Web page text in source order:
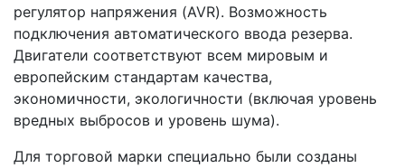
регулятор напряжения (AVR). Возможность
подключения автоматического ввода резерва.
Двигатели соответствуют всем мировым и
европейским стандартам качества,
экономичности, экологичности (включая уровень
вредных выбросов и уровень шума).
Для торговой марки специально были созданы